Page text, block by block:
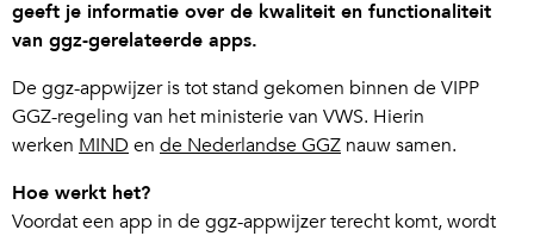
geeft je informatie over de kwaliteit en functionaliteit
van ggz-gerelateerde apps.
De ggz-appwijzer is tot stand gekomen binnen de VIPP
GGZ-regeling van het ministerie van VWS. Hierin
werken MIND en de Nederlandse GGZ nauw samen.
Hoe werkt het?
Voordat een app in de ggz-appwijzer terecht komt, wordt